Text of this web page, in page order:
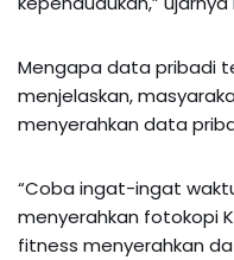
Mengapa data pribadi
menjelaskan,
menyerahkan data
“Coba ingat-ingat
menyerahkan fotokopi
fitness menyerahkan